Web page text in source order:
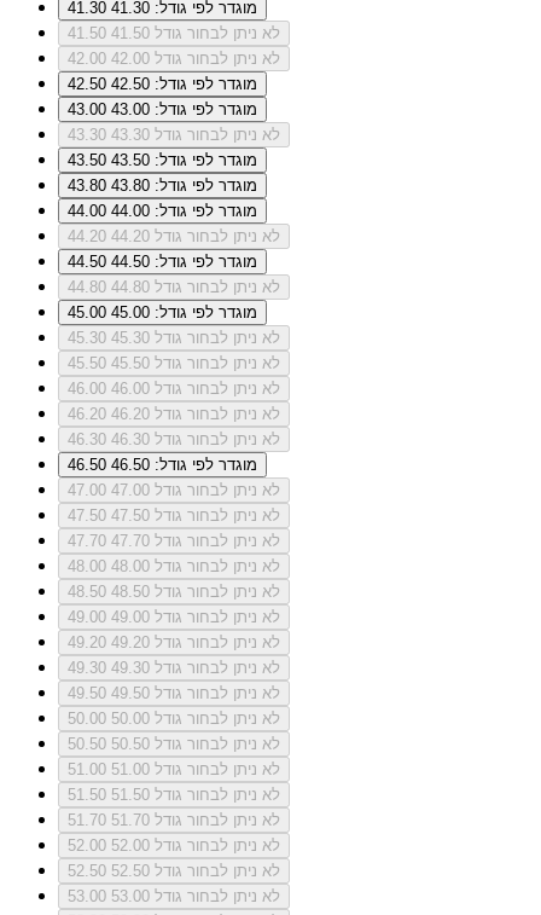
41.30
מוגדר לפי גודל: 41.30
41.50
לא ניתן לבחור גודל 41.50
42.00
לא ניתן לבחור גודל 42.00
42.50
מוגדר לפי גודל: 42.50
43.00
מוגדר לפי גודל: 43.00
43.30
לא ניתן לבחור גודל 43.30
43.50
מוגדר לפי גודל: 43.50
43.80
מוגדר לפי גודל: 43.80
44.00
מוגדר לפי גודל: 44.00
44.20
לא ניתן לבחור גודל 44.20
44.50
מוגדר לפי גודל: 44.50
44.80
לא ניתן לבחור גודל 44.80
45.00
מוגדר לפי גודל: 45.00
45.30
לא ניתן לבחור גודל 45.30
45.50
לא ניתן לבחור גודל 45.50
46.00
לא ניתן לבחור גודל 46.00
46.20
לא ניתן לבחור גודל 46.20
46.30
לא ניתן לבחור גודל 46.30
46.50
מוגדר לפי גודל: 46.50
47.00
לא ניתן לבחור גודל 47.00
47.50
לא ניתן לבחור גודל 47.50
47.70
לא ניתן לבחור גודל 47.70
48.00
לא ניתן לבחור גודל 48.00
48.50
לא ניתן לבחור גודל 48.50
49.00
לא ניתן לבחור גודל 49.00
49.20
לא ניתן לבחור גודל 49.20
49.30
לא ניתן לבחור גודל 49.30
49.50
לא ניתן לבחור גודל 49.50
50.00
לא ניתן לבחור גודל 50.00
50.50
לא ניתן לבחור גודל 50.50
51.00
לא ניתן לבחור גודל 51.00
51.50
לא ניתן לבחור גודל 51.50
51.70
לא ניתן לבחור גודל 51.70
52.00
לא ניתן לבחור גודל 52.00
52.50
לא ניתן לבחור גודל 52.50
53.00
לא ניתן לבחור גודל 53.00